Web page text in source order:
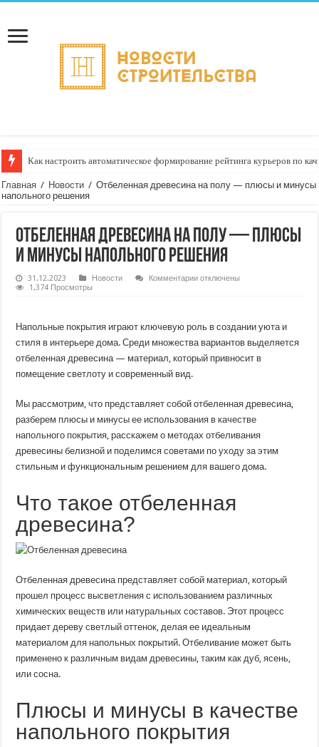
Как настроить автоматическое формирование рейтинга курьеров по
Главная / Новости / Отбеленная древесина на полу — плюсы и минусы
напольного решения
Отбеленная древесина на полу — плюсы
и минусы напольного решения
31.12.2023 Новости Комментариик
полу
—
плюсы
минусы
отключены
1,374 Просмотры
Напольные покрытия играют ключевую роль в создании уюта и
стиля в интерьере дома. Среди множества вариантов выделяется
отбеленная древесина — материал, который привносит в
помещение светлоту и современный вид.
Мы рассмотрим, что представляет собой отбеленная древесина,
разберем плюсы и минусы ее использования в качестве
напольного покрытия, расскажем о методах отбеливания
древесины белизной и поделимся советами по уходу за этим
стильным и функциональным решением для вашего дома.
Что такое отбеленная
древесина?
Отбеленная древесина представляет собой материал, который
прошел процесс высветления с использованием различных
химических веществ или натуральных составов. Этот процесс
придает дереву светлый оттенок, делая ее идеальным
материалом для напольных покрытий. Отбеливание может быть
применено к различным видам древесины, таким как дуб, ясень,
или сосна.
Плюсы и минусы в качестве
напольного покрытия